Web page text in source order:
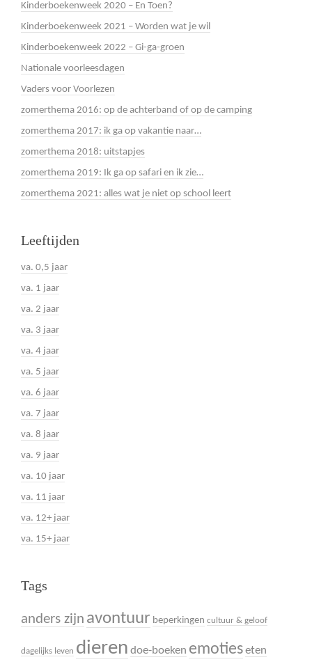
Kinderboekenweek 2020 – En Toen?
Kinderboekenweek 2021 – Worden wat je wil
Kinderboekenweek 2022 – Gi-ga-groen
Nationale voorleesdagen
Vaders voor Voorlezen
zomerthema 2016: op de achterband of op de camping
zomerthema 2017: ik ga op vakantie naar…
zomerthema 2018: uitstapjes
zomerthema 2019: Ik ga op safari en ik zie…
zomerthema 2021: alles wat je niet op school leert
Leeftijden
va. 0,5 jaar
va. 1 jaar
va. 2 jaar
va. 3 jaar
va. 4 jaar
va. 5 jaar
va. 6 jaar
va. 7 jaar
va. 8 jaar
va. 9 jaar
va. 10 jaar
va. 11 jaar
va. 12+ jaar
va. 15+ jaar
Tags
anders zijn avontuur beperkingen cultuur & geloof
dagelijks leven dieren doe-boeken emotieseten